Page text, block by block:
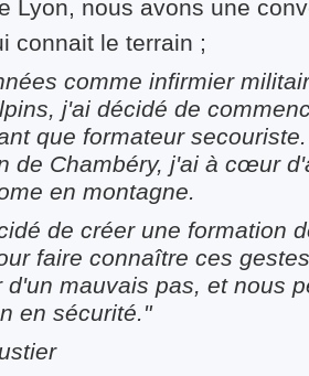
Lyon, nous avons une
connait le terrain ;
comme infirmier
j'ai décidé de
que formateur
de Chambéry, j'ai à cœur
en montagne.
de créer une formation
faire connaître ces
d'un mauvais pas, et nous
en sécurité."